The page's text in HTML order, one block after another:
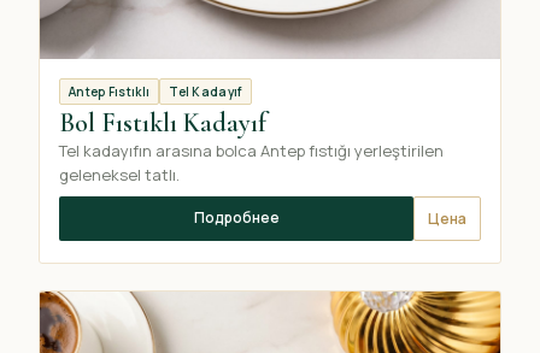
Antep Fıstıklı Tel Kadayıf
Bol Fıstıklı Kadayıf
Tel kadayıfın arasına bolca Antep fıstığı yerleştirilen
geleneksel tatlı.
Подробнее Цена